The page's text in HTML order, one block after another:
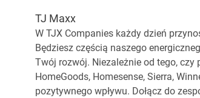
TJ Maxx
W TJX Companies każdy dzień
Będziesz częścią naszego
Twój rozwój. Niezależnie od tego,
HomeGoods, Homesense, Sierra,
pozytywnego wpływu. Dołącz do